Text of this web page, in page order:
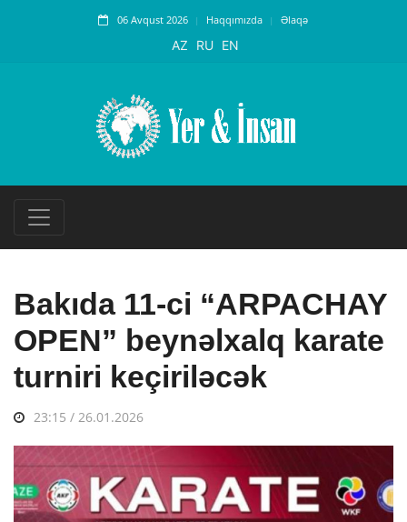
06 Avqust 2026 Haqqımızda Əlaqə
AZ RU EN
Bakıda 11-ci “ARPACHAY
OPEN” beynəlxalq karate
turniri keçiriləcək
23:15 / 26.01.2026